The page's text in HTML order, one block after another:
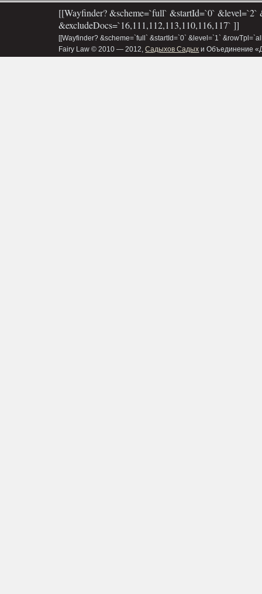
[[Wayfinder? &scheme=`full` &startId=`0`
&excludeDocs=`16,111,112,113,110,116,117` ]]
[[Wayfinder? &scheme=`full` &startId=`0` &level=`1`
Fairy Law © 2010 — 2012,Садыхов Садых и Объединение